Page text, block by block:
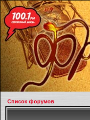
Список форумов